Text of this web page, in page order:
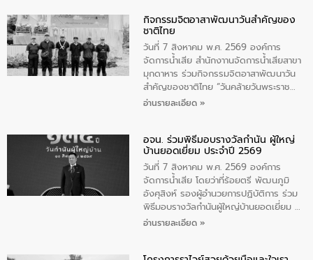
กิจกรรมจิตอาสาพัฒนาวันสําคัญของ
ชาติไทย
วันที่ 7 สิงหาคม พ.ศ. 2569 องค์การ
จัดการน้ำเสีย สำนักงาานจัดการน้ำเสียสาขา
มุกดาหาร ร่วมกิจกรรมจิตอาสาพัฒนาวัน
สําคัญของชาติไทย “วันคล้ายวันพระราช
สมภพ สมเด็จพระนางเจ้าสิริกิติ์พระบรม
ทิพย์คำ รองผู้ว่าราชการจังหวัดมุกดาหาร
เป็นประธานในพิธี ณ เรือนจําชั่วคราวนาโสก
ตําบลนาโสก อําเภอเมืองมุกดาหาร จังหวัด
มุกดาหาร โดยในกิจกรรมได้ร่วมปลูกป่า และ
ทําความสะอาดภายในบริเวณ จัดกิจกรรม
เพื่อถวายเป็นพระราชกุศล สมเด็จพระนาง
เจ้าสิริกิติ์พระบรมราชินีนาถ พระบรมราช
อ่านรายละเอียด »
อจน. ร่วมพิธีมอบรางวัลกำนัน ผู้ใหญ่
บ้านยอดเยี่ยม ประจำปี 2569
วันที่ 7 สิงหาคม พ.ศ. 2569 องค์การ
จัดการน้ำเสีย โดยว่าที่ร้อยตรี พัฒนภูมิ
อังศุสิงห์ รองผู้อำนวยการปฏิบัติการ ร่วม
พิธีมอบรางวัลกำนันผู้ใหญ่บ้านยอดเยี่ยม ณ
ทำเนียบรัฐบาล โดยมีนายอนุทิน ชาญวีรกูล
อ่านรายละเอียด »